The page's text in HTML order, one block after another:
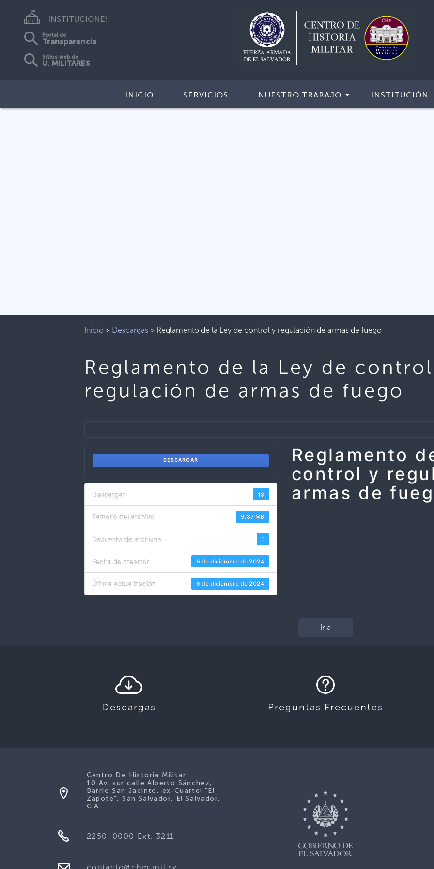
INSTITUCIONES
Portal de
Transparencia
Sitios web de
U. MILITARES
INICIO SERVICIOS NUESTRO TRABAJO INSTITUCIÓN
Inicio > Descargas > Reglamento de la Ley de control y regulación de armas de fuego
Reglamento de la Ley de
regulación de armas de fuego
DESCARGAR
Descargar 18
Tamaño del archivo 9.87 MB
Recuento de archivos 1
Fecha de creación 6 de diciembre de 2024
Última actualización 6 de diciembre de 2024
Reglamento
control y
armas de
Ir a
Descargas Preguntas Frecuentes
Centro De Historia Militar
10 Av. sur calle Alberto Sánchez,
Barrio San Jacinto, ex-Cuartel "El
Zapote", San Salvador, El Salvador,
C.A.
2250-0000 Ext. 3211
contacto@chm.mil.sv